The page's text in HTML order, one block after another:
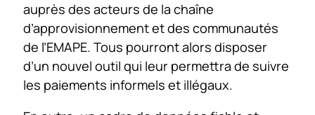
auprès des acteurs de la chaîne
d’approvisionnement et des communautés
de l’EMAPE. Tous pourront alors disposer
d’un nouvel outil qui leur permettra de suivre
les paiements informels et illégaux.